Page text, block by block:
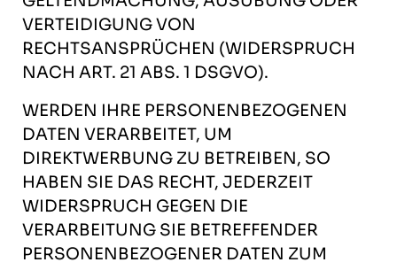
VERTEIDIGUNG VON
RECHTSANSPRÜCHEN (WIDERSPRUCH
NACH ART. 21 ABS. 1 DSGVO).
WERDEN IHRE PERSONENBEZOGENEN
DATEN VERARBEITET, UM
DIREKTWERBUNG ZU BETREIBEN, SO
HABEN SIE DAS RECHT, JEDERZEIT
WIDERSPRUCH GEGEN DIE
VERARBEITUNG SIE BETREFFENDER
PERSONENBEZOGENER DATEN ZUM